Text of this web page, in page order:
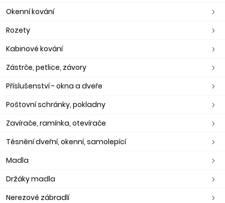
Okenní kování
Rozety
Kabinové kování
Zástrče, petlice, závory
Příslušenství - okna a dveře
Poštovní schránky, pokladny
Zavírače, ramínka, otevírače
Těsnění dveřní, okenní, samolepící
Madla
Držáky madla
Nerezové zábradlí